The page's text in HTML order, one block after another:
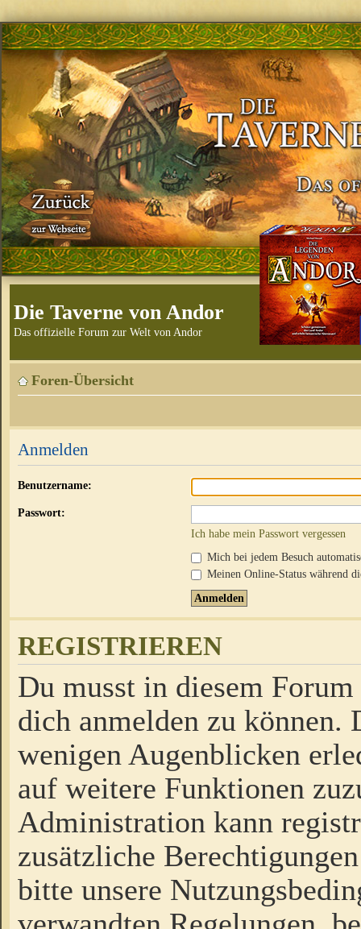
Die Taverne von Andor
Das offizielle Forum zur Welt von Andor
Foren-Übersicht
Anmelden
Benutzername:
Passwort:
Ich habe mein Passwort vergessen
Mich bei jedem Besuch
Meinen Online-Status während
REGISTRIEREN
Du musst in diesem
dich anmelden zu
wenigen Augenblicken
auf weitere Funktionen
Administration kann
zusätzliche
bitte unsere